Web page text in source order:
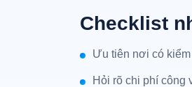
Checklist
Ưu tiên nơi có
Hỏi rõ chi phí công